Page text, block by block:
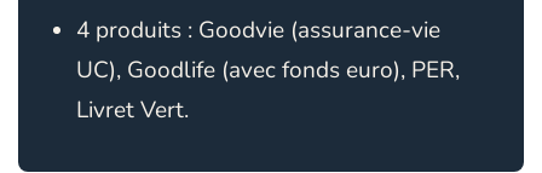
4 produits : Goodvie (assurance-vie
UC), Goodlife (avec fonds euro), PER,
Livret Vert.